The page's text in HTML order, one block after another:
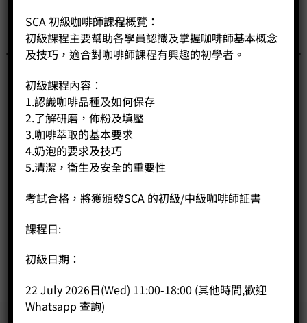
SCA Roasting 烘焙課程 中級
SCA 初級咖啡師課程概覽：
初級課程主要幫助各學員認識及掌握咖啡師基本概念
及技巧，適合對咖啡師課程有興趣的初學者。
初級課程內容：
1.認識咖啡品種及如何保存
2.了解研磨，佈粉及填壓
3.咖啡萃取的基本要求
4.奶泡的要求及技巧
5.清潔，衛生及安全的重要性
考試合格，將獲頒發SCA 的初級/中級咖啡師証書
課程日:
初級日期：
22 July 2026日(Wed) 11:00-18:00 (其他時間,歡迎
Whatsapp 查詢)